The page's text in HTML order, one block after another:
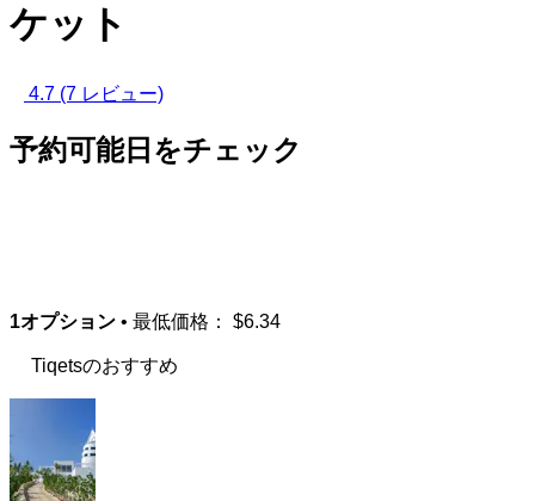
ケット
4.7 (7 レビュー)
予約可能日をチェック
1オプション • 最低価格： $6.34
Tiqetsのおすすめ